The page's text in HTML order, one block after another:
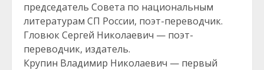
председатель Совета по национальным
литературам СП России, поэт-переводчик.
Гловюк Сергей Николаевич — поэт-
переводчик, издатель.
Крупин Владимир Николаевич — первый